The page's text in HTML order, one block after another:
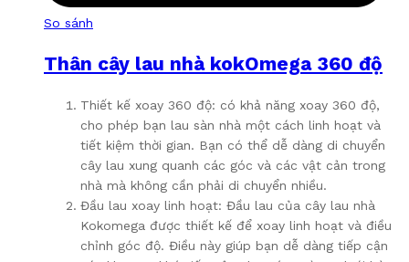
So sánh
Thân cây lau nhà kokOmega 360 độ
Thiết kế xoay 360 độ: có khả năng xoay 360 độ,
cho phép bạn lau sàn nhà một cách linh hoạt và
tiết kiệm thời gian. Bạn có thể dễ dàng di chuyển
cây lau xung quanh các góc và các vật cản trong
nhà mà không cần phải di chuyển nhiều.
Đầu lau xoay linh hoạt: Đầu lau của cây lau nhà
Kokomega được thiết kế để xoay linh hoạt và điều
chỉnh góc độ. Điều này giúp bạn dễ dàng tiếp cận